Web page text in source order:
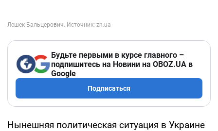
Будьте первыми в курсе главного –
подпишитесь на Новини на OBOZ.UA в
Google
Подписаться
Нынешняя политическая ситуация в Украине